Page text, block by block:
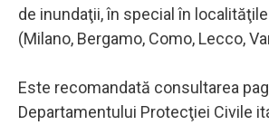
de inundaţii, în special în
(Milano, Bergamo, Como, Lecco,
Este recomandată consultarea
Departamentului Protecţiei Civile